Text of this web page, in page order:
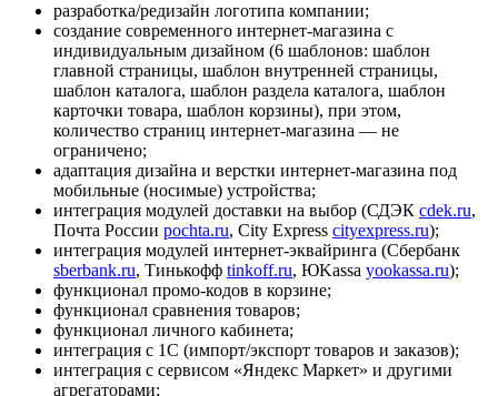
разработка/редизайн логотипа компании;
создание современного интернет-магазина с
индивидуальным дизайном (6 шаблонов: шаблон
главной страницы, шаблон внутренней страницы,
шаблон каталога, шаблон раздела каталога, шаблон
карточки товара, шаблон корзины), при этом,
количество страниц интернет-магазина — не
ограничено;
адаптация дизайна и верстки интернет-магазина под
мобильные (носимые) устройства;
интеграция модулей доставки на выбор (СДЭК cdek.ru,
Почта России pochta.ru, City Express cityexpress.ru);
интеграция модулей интернет-эквайринга (Сбербанк
sberbank.ru, Тинькофф tinkoff.ru, ЮKassa yookassa.ru);
функционал промо-кодов в корзине;
функционал сравнения товаров;
функционал личного кабинета;
интеграция с 1С (импорт/экспорт товаров и заказов);
интеграция с сервисом «Яндекс Маркет» и другими
агрегаторами;